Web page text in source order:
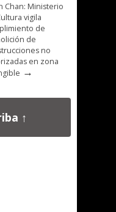
Chan: Ministerio
vigila
de
de
no
en zona
→
↑